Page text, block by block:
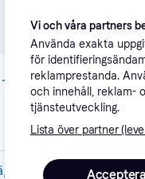
Vi och våra partners
Använda exakta
för
reklamprestanda.
och innehåll, reklam-
tjänsteutveckling.
Lista över partner
Acceptera